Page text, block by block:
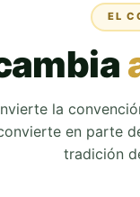
EL
la
en parte
tradición